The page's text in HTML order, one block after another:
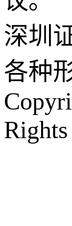
深圳
各种